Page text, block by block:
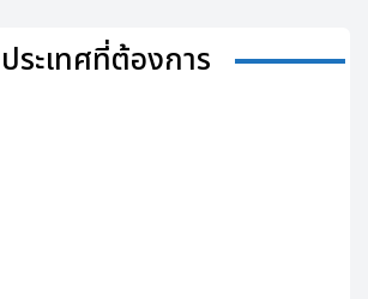
ประเทศที่ต้องการ